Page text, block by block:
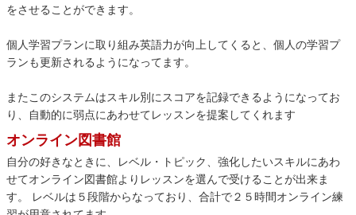
をさせることができます。
個人学習プランに取り組み英語力が向上してくると、個人の学習プ
ランも更新されるようになってます。
またこのシステムはスキル別にスコアを記録できるようになってお
り、自動的に弱点にあわせてレッスンを提案してくれます
オンライン図書館
自分の好きなときに、レベル・トピック、強化したいスキルにあわ
せてオンライン図書館よりレッスンを選んで受けることが出来ま
す。 レベルは５段階からなっており、合計で２５時間オンライン練